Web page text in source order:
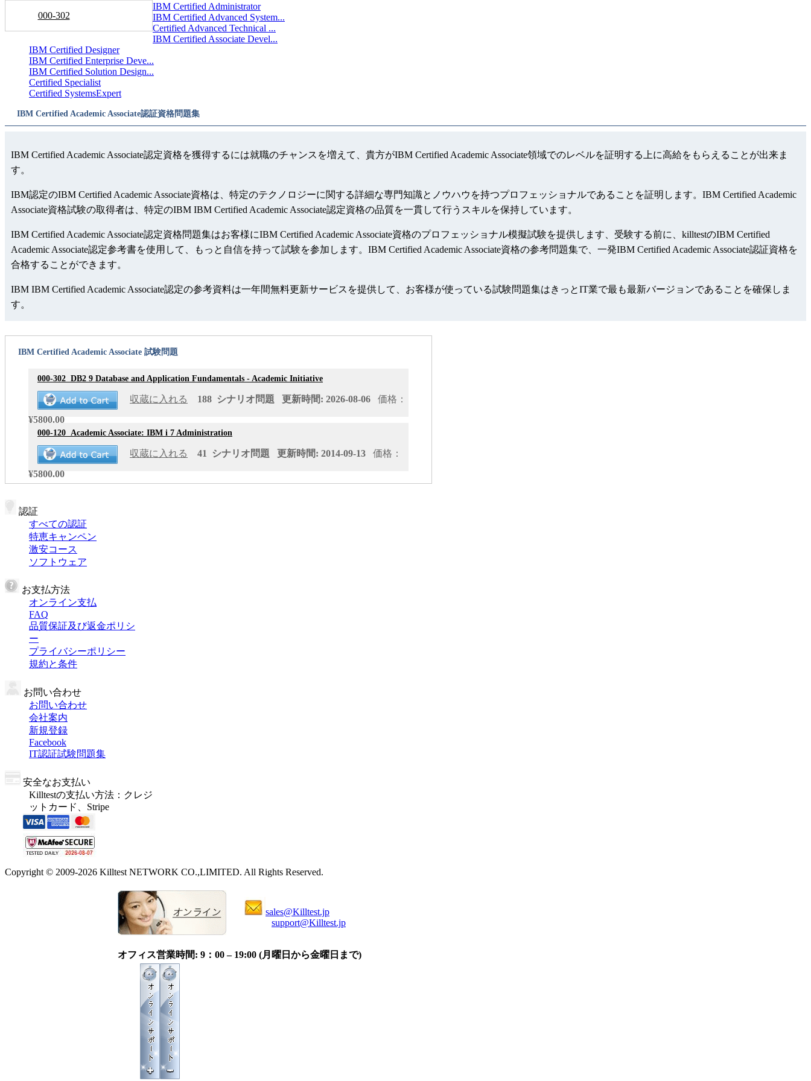
000-302
IBM Certified Administrator
IBM Certified Advanced System...
Certified Advanced Technical ...
IBM Certified Associate Devel...
IBM Certified Designer
IBM Certified Enterprise Deve...
IBM Certified Solution Design...
Certified Specialist
Certified SystemsExpert
IBM Certified Academic Associate認証資格問題集
IBM Certified Academic Associate認定資格を獲得するには就職のチャンスを増えて、貴方がIBM Certified Academic Associate領域でのレベルを証明する上に高給をもらえることが出来ま
す。
IBM認定のIBM Certified Academic Associate資格は、特定のテクノロジーに関する詳細な専門知識とノウハウを持つプロフェッショナルであることを証明します。IBM Certified Academic
Associate資格試験の取得者は、特定のIBM IBM Certified Academic Associate認定資格の品質を一貫して行うスキルを保持しています。
IBM Certified Academic Associate認定資格問題集はお客様にIBM Certified Academic Associate資格のプロフェッショナル模擬試験を提供します、受験する前に、killtestのIBM Certified
Academic Associate認定参考書を使用して、もっと自信を持って試験を参加します。IBM Certified Academic Associate資格の参考問題集で、一発IBM Certified Academic Associate認証資格を
合格することができます。
IBM IBM Certified Academic Associate認定の参考資料は一年間無料更新サービスを提供して、お客様が使っている試験問題集はきっとIT業で最も最新バージョンであることを確保しま
す。
IBM Certified Academic Associate 試験問題
000-302 DB2 9 Database and Application Fundamentals - Academic Initiative
収蔵に入れる 188 シナリオ問題 更新時間: 2026-08-06
価格：
¥5800.00
000-120 Academic Associate: IBM i 7 Administration
収蔵に入れる 41 シナリオ問題 更新時間: 2014-09-13
価格：
¥5800.00
認証
すべての認証
特恵キャンペン
激安コース
ソフトウェア
お支払方法
オンライン支払
FAQ
品質保証及び返金ポリシ
ー
プライバシーポリシー
規約と条件
お問い合わせ
お問い合わせ
会社案内
新規登録
Facebook
IT認証試験問題集
安全なお支払い
Killtestの支払い方法：クレジ
ットカード、Stripe
Copyright © 2009-2026 Killtest NETWORK CO.,LIMITED. All Rights Reserved.
sales@Killtest.jp
support@Killtest.jp
オフィス営業時間: 9：00 – 19:00 (月曜日から金曜日まで)